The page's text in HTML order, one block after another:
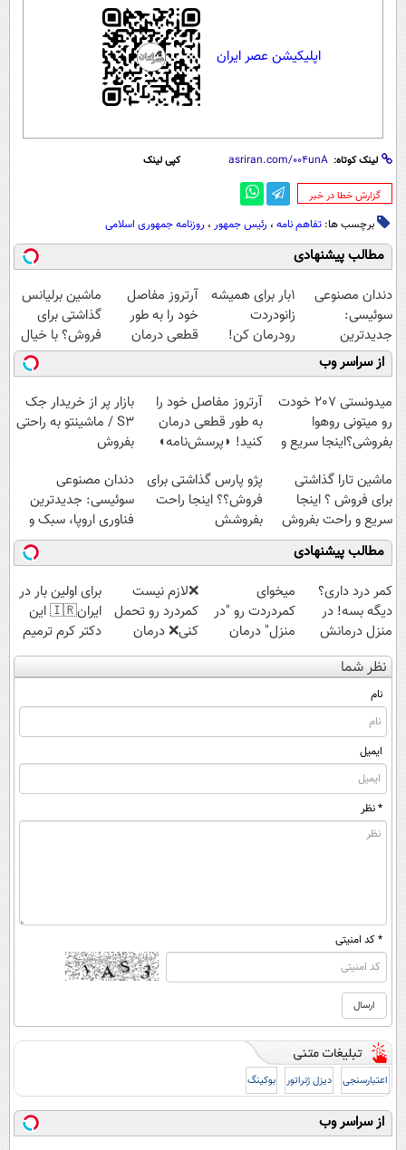
اپلیکیشن عصر ایران
لینک کوتاه: کپی لینک
‌گزارش خطا در خبر
برچسب ها: تفاهم نامه ، رئیس جمهور ، روزنامه جمهوری اسلامی
مطالب پیشنهادی
دندان مصنوعی
سوئیسی:
جدیدترین
فناوری اروپا،
سبک و مقاوم |
پرداخت قسطی
1بار برای همیشه
زانودردت
رودرمان کن!
(تکنولوژی آلمان)
◂پرسشنامه▸
آرتروز مفاصل
خود را به طور
قطعی درمان
کنید!
◗پرسش‌نامه◖
ماشین برلیانس
گذاشتی برای
فروش؟ با خیال
راحت بفروش
از سراسر وب
میدونستی 207 خودت
رو میتونی روهوا
بفروشی؟اینجا سریع و
آرتروز مفاصل خود را
به طور قطعی درمان
کنید! ◗پرسش‌نامه◖
بازار پر از خریدار جک
S3 / ماشینتو به راحتی
بفروش
ماشین تارا گذاشتی
برای فروش ؟ اینجا
سریع و راحت بفروش
پژو پارس گذاشتی برای
فروش؟؟ اینجا راحت
بفروشش
دندان مصنوعی
سوئیسی: جدیدترین
فناوری اروپا، سبک و
مقاوم | پرداخت
قسطی
مطالب پیشنهادی
کمر درد داری؟
دیگه بسه! در
منزل درمانش
کن
(◀پرسش‌نامه)
میخوای
کمردردت رو "در
منزل" درمان
کنی؟ (◂فیلم +
◂پرسش‌نامه)
❌لازم نیست
کمردرد رو تحمل
کنی❌ درمان
بدون جراحی و
قرص
برای اولین بار در
ایران🇮🇷 این
دکتر کرم ترمیم
کننده 23 روزه
ساخت!
نظر شما
نام
ایمیل
* نظر
* کد امنیتی
اعتبارسنجی دیزل ژنراتور بوکینگ
از سراسر وب